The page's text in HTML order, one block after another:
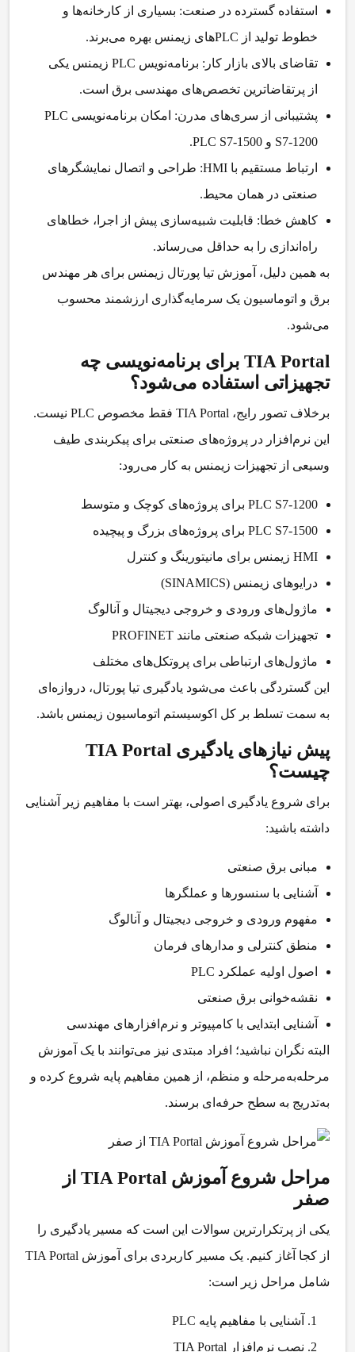
استفاده گسترده در صنعت: بسیاری از کارخانه‌ها و
خطوط تولید از PLCهای زیمنس بهره می‌برند.
تقاضای بالای بازار کار:
برنامه‌نویس PLC زیمنس یکی
از پرتقاضاترین تخصص‌های مهندسی برق است.
پشتیبانی از سری‌های مدرن:
امکان برنامه‌نویسی PLC
S7-1200 و PLC S7-1500.
ارتباط مستقیم با HMI:
طراحی و اتصال نمایشگرهای
صنعتی در همان محیط.
کاهش خطا: قابلیت شبیه‌سازی پیش از اجرا، خطاهای
راه‌اندازی را به حداقل می‌رساند.
به همین دلیل، آموزش تیا پورتال زیمنس برای هر مهندس
برق و اتوماسیون یک سرمایه‌گذاری ارزشمند محسوب
می‌شود.
TIA Portal برای برنامه‌نویسی چه
تجهیزاتی استفاده می‌شود؟
برخلاف تصور رایج، TIA Portal فقط مخصوص PLC نیست.
این نرم‌افزار در پروژه‌های صنعتی برای پیکربندی طیف
وسیعی از تجهیزات زیمنس به کار می‌رود:
PLC S7-1200 برای پروژه‌های کوچک و متوسط
PLC S7-1500 برای پروژه‌های بزرگ و پیچیده
HMI زیمنس
برای مانیتورینگ و کنترل
درایوهای زیمنس (SINAMICS)
ماژول‌های ورودی و خروجی دیجیتال و آنالوگ
تجهیزات شبکه صنعتی مانند PROFINET
ماژول‌های ارتباطی برای پروتکل‌های مختلف
این گستردگی باعث می‌شود یادگیری تیا پورتال، دروازه‌ای
به سمت تسلط بر کل اکوسیستم اتوماسیون زیمنس باشد.
پیش نیازهای یادگیری TIA Portal
چیست؟
برای شروع یادگیری اصولی، بهتر است با مفاهیم زیر آشنایی
داشته باشید:
مبانی برق صنعتی
آشنایی با سنسورها و عملگرها
مفهوم ورودی و خروجی دیجیتال و آنالوگ
منطق کنترلی و مدارهای فرمان
اصول اولیه عملکرد PLC
نقشه‌خوانی برق صنعتی
آشنایی ابتدایی با کامپیوتر و نرم‌افزارهای مهندسی
البته نگران نباشید؛ افراد مبتدی نیز می‌توانند با یک آموزش
مرحله‌به‌مرحله و منظم، از همین مفاهیم پایه شروع کرده و
به‌تدریج به سطح حرفه‌ای برسند.
مراحل شروع آموزش TIA Portal از
صفر
یکی از پرتکرارترین سوالات این است که مسیر یادگیری را
از کجا آغاز کنیم. یک مسیر کاربردی برای آموزش TIA Portal
شامل مراحل زیر است:
آشنایی با مفاهیم پایه PLC
نصب نرم‌افزار TIA Portal